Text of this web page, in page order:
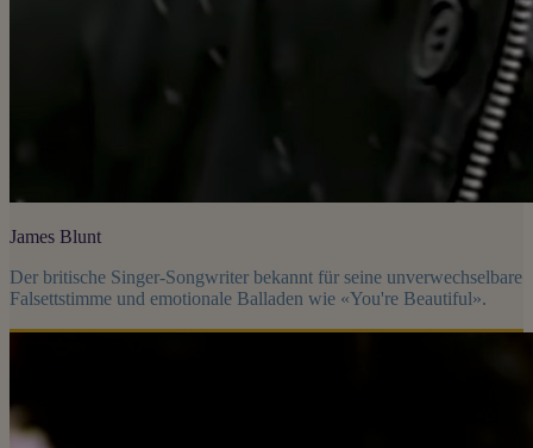
James Blunt
Der britische Singer-Songwriter bekannt für seine unverwechselbare
Falsettstimme und emotionale Balladen wie «You're Beautiful».